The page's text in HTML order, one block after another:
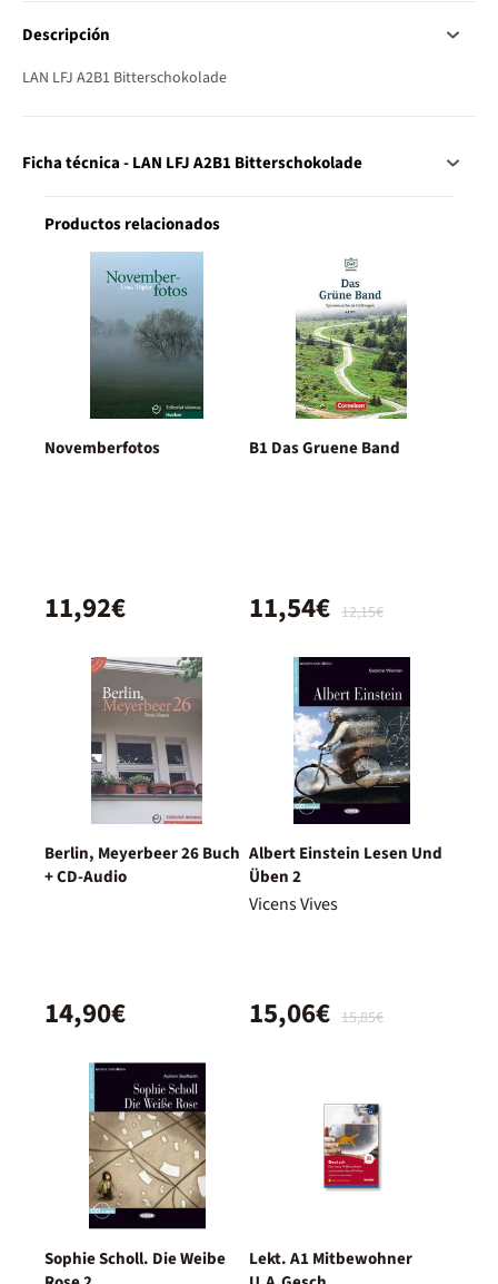
Descripción
LAN LFJ A2B1 Bitterschokolade
Ficha técnica - LAN LFJ A2B1 Bitterschokolade
Productos relacionados
Novemberfotos
11,92€
B1 Das Gruene Band
12,15€
11,54€
Berlin, Meyerbeer 26 Buch
+ CD-Audio
14,90€
Albert Einstein Lesen Und
Üben 2
Vicens Vives
15,85€
15,06€
Sophie Scholl. Die Weibe
Lekt. A1 Mitbewohner